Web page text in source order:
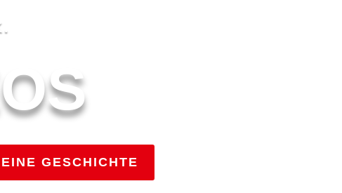
GESCHICHTE